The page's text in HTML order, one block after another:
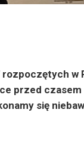
w
przed czasem
się